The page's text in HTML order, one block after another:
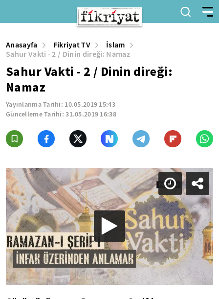
Anasayfa Fikriyat TV
İslam
Sahur Vakti - 2 / Dinin direği: Namaz
Sahur Vakti - 2 / Dinin direği:
Namaz
Yayınlanma Tarihi: 10.05.2019 15:43
Güncelleme Tarihi:31.05.2019 16:38